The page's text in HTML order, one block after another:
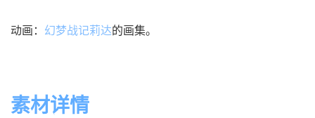
动画： 幻梦战记莉达的画集。
素材详情